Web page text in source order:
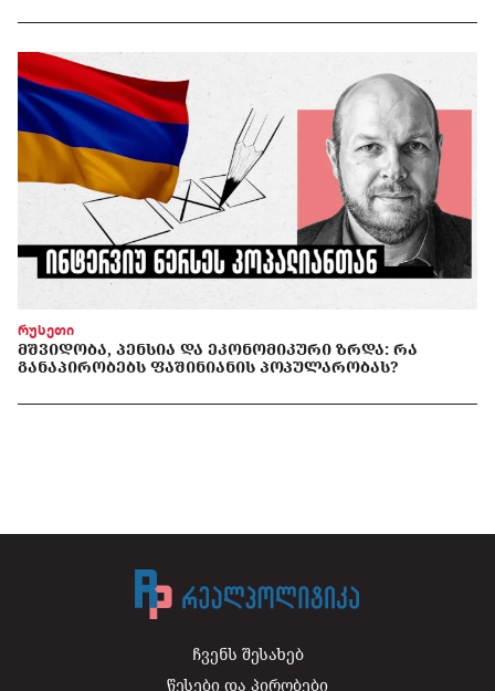
რუსეთი
ᲛᲨᲕᲘᲓᲝᲑᲐ, ᲞᲔᲜᲡᲘᲐ ᲓᲐ ᲔᲙᲝᲜᲝᲛᲘᲙᲣᲠᲘ ᲖᲠᲓᲐ: ᲠᲐ
ᲒᲐᲜᲐᲞᲘᲠᲝᲑᲔᲑᲡ ᲤᲐᲨᲘᲜᲘᲐᲜᲘᲡ ᲞᲝᲞᲣᲚᲐᲠᲝᲑᲐᲡ?
ჩვენს შესახებ
წესები და პირობები